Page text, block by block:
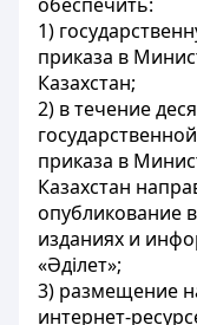
1)
приказа в
Казахстан;
2) в течение
приказа в
Казахстан
опубликование
изданиях и
«Әділет»;
3) размещение
интернет-